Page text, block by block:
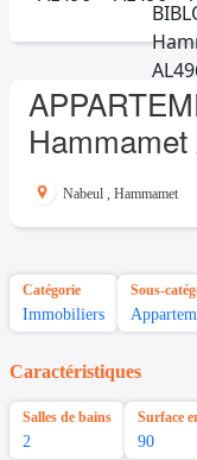
Hammamet
Nabeul , Hammamet
Catégorie
Immobiliers
Sous-
Caractéristiques
Salles de bains
2
Surface
90